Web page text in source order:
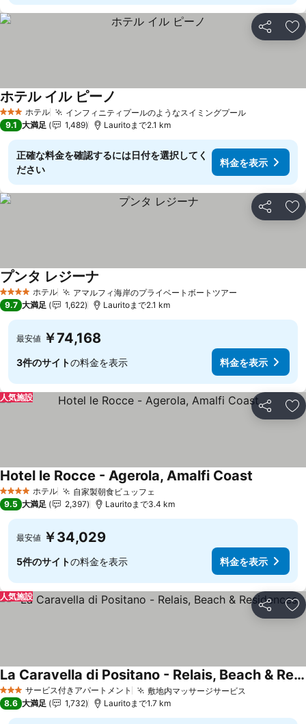
シェア お
3 ホテルのランク
ホテル インフィニティプールのようなスイミングプール
ホテル イル ピーノ
9.1 大満足 1,489 Lauritoまで2.1 km
正確な料金を確認するには日付を選択してく
ださい
料金を表示
シェア お
4 ホテルのランク
ホテル アマルフィ海岸のプライベートボートツアー
プンタ レジーナ
9.7 大満足 1,622 Lauritoまで2.1 km
最安値 ￥74,168
3件のサイトの料金を表示 料金を表示
シェア お
人気施設
4 ホテルのランク
ホテル 自家製朝食ビュッフェ
Hotel le Rocce - Agerola, Amalfi Coast
9.5 大満足 2,397 Lauritoまで3.4 km
最安値 ￥34,029
5件のサイトの料金を表示 料金を表示
シェア お
人気施設
3 ホテルのランク
サービス付きアパートメント 敷地内マッサージサービス
La Caravella di Positano - Relais, Beach & Residences
8.6 大満足 1,732 Lauritoまで1.7 km